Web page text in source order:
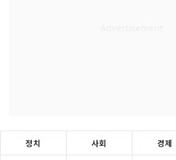
정치 사회 경제